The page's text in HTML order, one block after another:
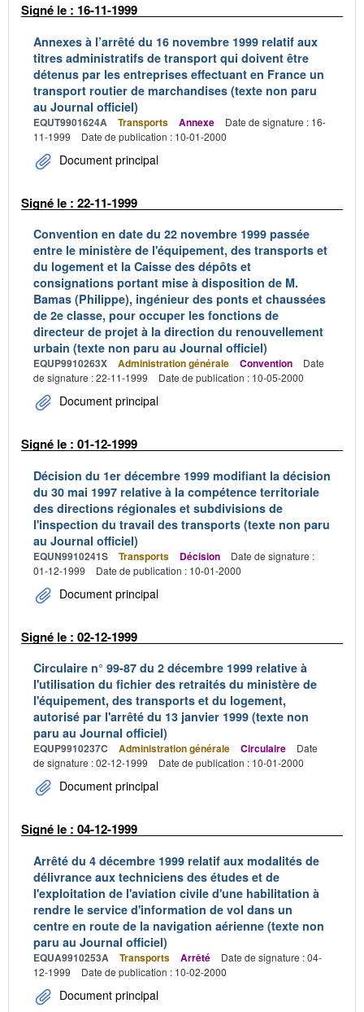
Signé le : 16-11-1999
Annexes à l’arrêté du 16 novembre 1999 relatif aux
titres administratifs de transport qui doivent être
détenus par les entreprises effectuant en France un
transport routier de marchandises (texte non paru
au Journal officiel)
EQUT9901624A Transports Annexe
Date de signature : 16-
11-1999
Date de publication : 10-01-2000
Document principal
Signé le : 22-11-1999
Convention en date du 22 novembre 1999 passée
entre le ministère de l'équipement, des transports et
du logement et la Caisse des dépôts et
consignations portant mise à disposition de M.
Bamas (Philippe), ingénieur des ponts et chaussées
de 2e classe, pour occuper les fonctions de
directeur de projet à la direction du renouvellement
urbain (texte non paru au Journal officiel)
EQUP9910263X Administration générale Convention
Date
de signature : 22-11-1999
Date de publication : 10-05-2000
Document principal
Signé le : 01-12-1999
Décision du 1er décembre 1999 modifiant la décision
du 30 mai 1997 relative à la compétence territoriale
des directions régionales et subdivisions de
l'inspection du travail des transports (texte non paru
au Journal officiel)
EQUN9910241S Transports Décision
Date de signature :
01-12-1999
Date de publication : 10-01-2000
Document principal
Signé le : 02-12-1999
Circulaire n° 99-87 du 2 décembre 1999 relative à
l'utilisation du fichier des retraités du ministère de
l'équipement, des transports et du logement,
autorisé par l'arrêté du 13 janvier 1999 (texte non
paru au Journal officiel)
EQUP9910237C Administration générale Circulaire
Date
de signature : 02-12-1999
Date de publication : 10-01-2000
Document principal
Signé le : 04-12-1999
Arrêté du 4 décembre 1999 relatif aux modalités de
délivrance aux techniciens des études et de
l'exploitation de l'aviation civile d'une habilitation à
rendre le service d'information de vol dans un
centre en route de la navigation aérienne (texte non
paru au Journal officiel)
EQUA9910253A Transports Arrêté
Date de signature : 04-
12-1999
Date de publication : 10-02-2000
Document principal